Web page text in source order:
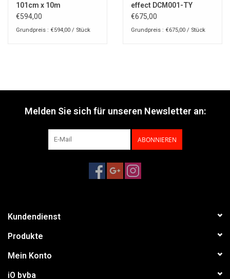
101cm x 10m
€594,00
Grundpreis : €594,00 / Stück
effect DCM001-TY
€675,00
Grundpreis : €675,00 / Stück
Melden Sie sich für unseren Newsletter an:
ABONNIEREN
Kundendienst
Produkte
Mein Konto
iO bvba